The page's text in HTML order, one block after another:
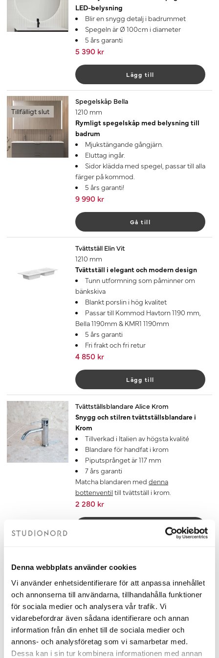
Denna webbplats använder cookies
Vi använder enhetsidentifierare för att anpassa innehållet
och annonserna till användarna, tillhandahålla funktioner
för sociala medier och analysera vår trafik. Vi
vidarebefordrar även sådana identifierare och annan
information från din enhet till de sociala medier och
annons- och analysföretag som vi samarbetar med.
Dessa kan i sin tur kombinera informationen med annan
LED-belysning
Blir en snygg detalj i badrummet
Spegeln är Ø 100cm i diameter
5 års garanti
5 390 kr
Lägg till
Tillfälligt slut
Spegelskåp Bella
1210 mm
Rymligt spegelskåp med belysning till
badrum
Mjukstängande gångjärn.
Eluttag ingår.
Sidor klädda med spegel, passar till alla
färger på kommod.
5 års garanti!
9 990 kr
Gå till
Tvättställ Elin Vit
1210 mm
Tvättställ i elegant och modern design
Tunn utformning som påminner om
bänkskiva
Blankt porslin i hög kvalitet
Passar till Kommod Havtorn 1190 mm,
Bella 1190mm & KMR1 1190mm
5 års garanti
Fri frakt och fri retur
4 850 kr
Lägg till
Tvättställsblandare Alice Krom
Snygg och stilren tvättställsblandare i
Krom
Tillverkad i Italien av högsta kvalité
Blandare för handfat i krom
Piputsprånget är 117 mm
7 års garanti
Matcha blandaren med denna
bottenventil till tvättställ i krom.
2 280 kr
Bottenventil i Krom
funktion för tvättställ
Tillverkad i Italien av hög kvalité
Till bottenventil Otto passar detta
Vattenlås:Köp här >>
7 års garanti
370 kr